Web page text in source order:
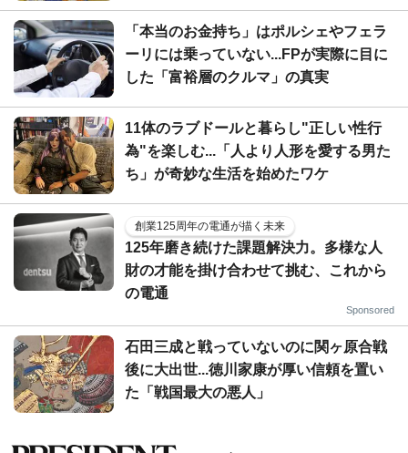
「本当のお金持ち」はポルシェやフェラ
ーリには乗っていない...FPが実際に目に
した「富裕層のクルマ」の真実
11体のラブドールと暮らし"正しい性行
為"を楽しむ...「人より人形を愛する男た
ち」が奇妙な生活を始めたワケ
創業125周年の電通が描く未来
125年磨き続けた課題解決力。多様な人
財の才能を掛け合わせて挑む、これから
の電通
Sponsored
石田三成と戦っていないのに関ヶ原合戦
後に大出世...徳川家康が厚い信頼を置い
た「戦国最大の悪人」